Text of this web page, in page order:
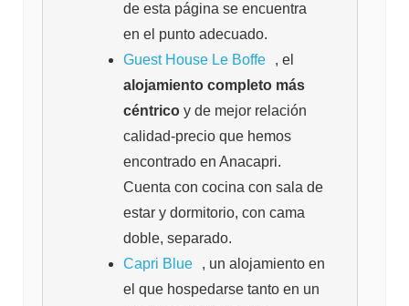
de esta página se encuentra
en el punto adecuado.
Guest House Le Boffe
, el
alojamiento completo más
céntricoy de mejor relación
calidad-precio que hemos
encontrado en Anacapri.
Cuenta con cocina con sala de
estar y dormitorio, con cama
doble, separado.
Capri Blue
, un alojamiento en
el que hospedarse tanto en un